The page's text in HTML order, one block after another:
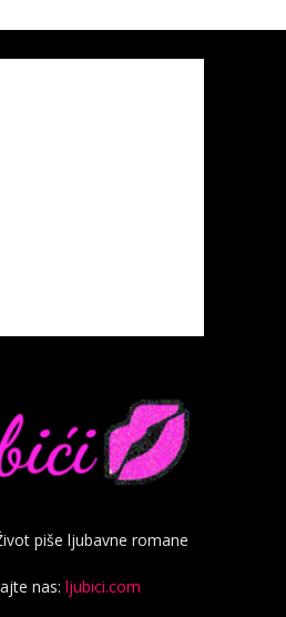
piše ljubavne romane
nas: ljubici.com